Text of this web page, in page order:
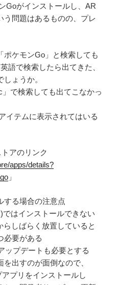
Goがインストールし、AR
う問題はあるものの、プレ
ポケモンGo」と検索しても
語で検索したら出てきた、
ょうか。
で検索しても出てこなかっ
イテムに表示されてはいる
アのリンク
apps/details?
」
する場合の注意点
ではインストールできない
しばらく放置していると
必要がある
ップデートも必要とする
出すのが面倒なので、
プリをインストールし